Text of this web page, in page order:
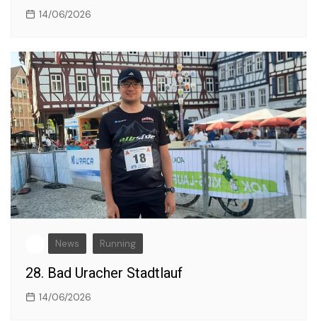
14/06/2026
News Running
28. Bad Uracher Stadtlauf
14/06/2026